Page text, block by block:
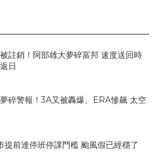
註銷！阿部雄大夢碎富邦 速度送回時
日
碎警報！3A又被轟爆、ERA慘飆 太空
提前達停班停課門檻 颱風假已經穩了